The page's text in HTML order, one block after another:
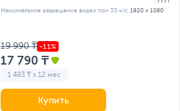
Максимальное разрешение видео при 30 к/с: 1920 x 1080
19 990 ₸
17 790 ₸
1 483 ₸ x 12 мес
Купить